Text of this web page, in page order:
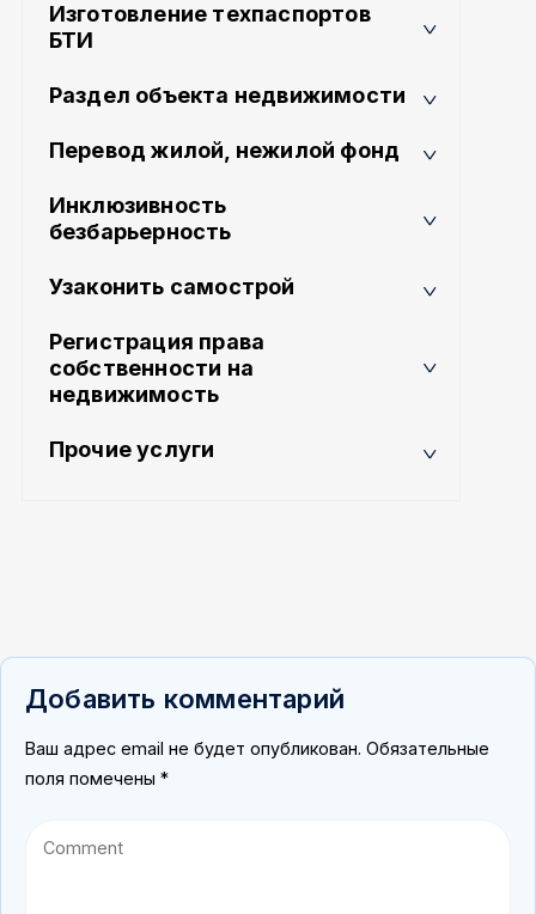
Изготовление техпаспортов
БТИ
Раздел объекта недвижимости
Перевод жилой, нежилой фонд
Инклюзивность
безбарьерность
Узаконить самострой
Регистрация права
собственности на
недвижимость
Прочие услуги
Добавить комментарий
Ваш адрес email не будет опубликован. Обязательные
поля помечены *